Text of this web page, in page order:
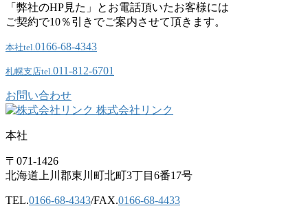
「弊社のHP見た」とお電話頂いたお客様には
ご契約で10％引きでご案内させて頂きます。
本社tel. 0166-68-4343
札幌支店tel. 011-812-6701
お問い合わせ
株式会社リンク
本社
〒071-1426
北海道上川郡東川町北町3丁目6番17号
TEL.0166-68-4343/FAX.0166-68-4433